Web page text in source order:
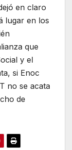
en claro
lugar en los
que
y el
si Enoc
no se acata
de